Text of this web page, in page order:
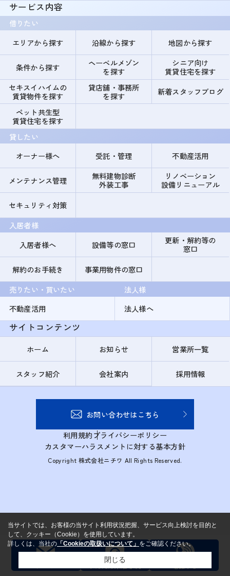
サービス内容
借りたい
エリアから探す
沿線から探す 地図から探す
条件から探す
ヘーベルメゾン
を探す
シニア向け
賃貸住宅を探す
セキスイハイムの
賃貸物件を探す
貸店舗・事務所
を探す
新着スタッフブログ
ペット共生型
賃貸住宅を探す
貸したい
オーナー様へ
受託・管理 不動産活用
メンテナンス管理
無料建物診断
外装工事
リノベーション
設備リニューアル
セキュリティ対策
入居者様
入居者様へ
設備等の窓口
更新・解約等の
窓口
解約のお手続き
事業用物件の窓口
売りたい・買いたい
不動産活用
法人様
法人様へ
サイトコンテンツ
ホーム お知らせ 営業所一覧
スタッフ紹介 会社案内 採用情報
お問い合わせはこちら
利用規約プライバシーポリシー
カスタマーハラスメントに対する基本方針
Copyright 株式会社ニチワ All Rights Reserved.
当サイトでは、お客様の当サイト利用状況把握、サービス向上検討を目的と
して、クッキー（Cookie）を使用しています。
詳しくは、当社の 「Cookieの取扱いについて」 をご確認ください。
閉じる